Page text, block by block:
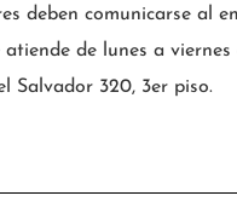
deben comunicarse al
de lunes a
Salvador 320, 3er piso.